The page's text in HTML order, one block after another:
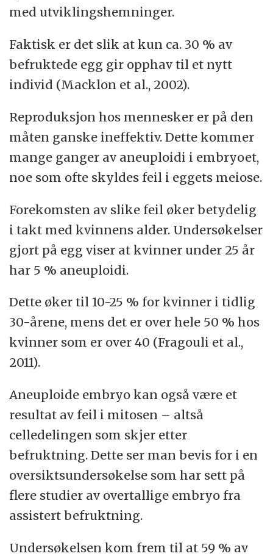
med utviklingshemninger.
Faktisk er det slik at kun ca. 30 % av
befruktede egg gir opphav til et nytt
individ (Macklon et al., 2002).
Reproduksjon hos mennesker er på den
måten ganske ineffektiv. Dette kommer
mange ganger av aneuploidi i embryoet,
noe som ofte skyldes feil i eggets meiose.
Forekomsten av slike feil øker betydelig
i takt med kvinnens alder. Undersøkelser
gjort på egg viser at kvinner under 25 år
har 5 % aneuploidi.
Dette øker til 10-25 % for kvinner i tidlig
30-årene, mens det er over hele 50 % hos
kvinner som er over 40 (Fragouli et al.,
2011).
Aneuploide embryo kan også være et
resultat av feil i mitosen – altså
celledelingen som skjer etter
befruktning. Dette ser man bevis for i en
oversiktsundersøkelse som har sett på
flere studier av overtallige embryo fra
assistert befruktning.
Undersøkelsen kom frem til at 59 % av